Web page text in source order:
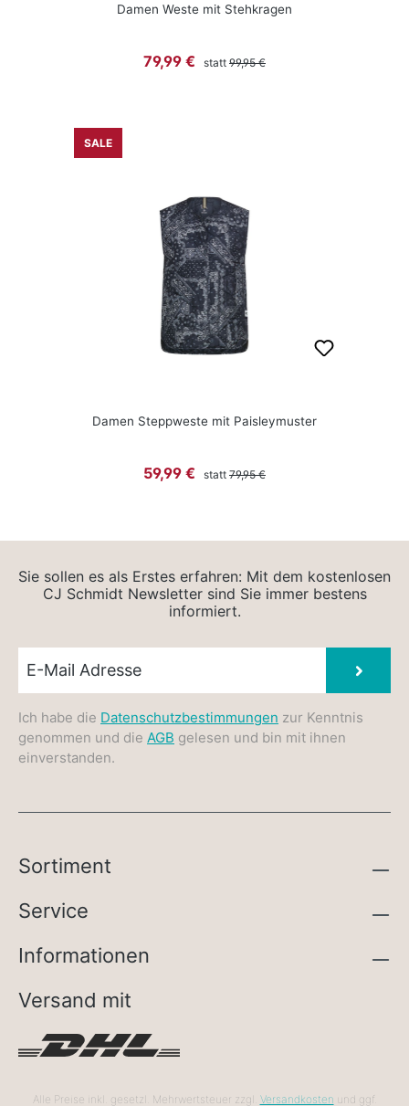
Damen Weste mit Stehkragen
Verkaufspreis:
79,99 € statt Regulärer Preis:
99,95 €
SALE
Damen Steppweste mit Paisleymuster
Verkaufspreis:
59,99 € statt Regulärer Preis:
79,95 €
Sie sollen es als Erstes erfahren: Mit dem kostenlosen
CJ Schmidt Newsletter sind Sie immer bestens
informiert.
Ich habe die Datenschutzbestimmungen zur Kenntnis
genommen und die AGB gelesen und bin mit ihnen
einverstanden.
Sortiment
Service
Informationen
Versand mit
Alle Preise inkl. gesetzl. Mehrwertsteuer zzgl. Versandkosten und ggf.